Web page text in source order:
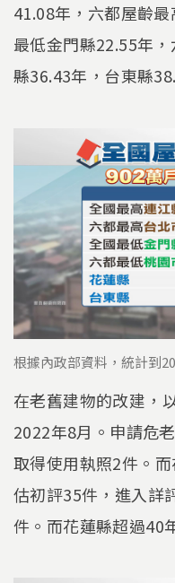
41.08年，六都屋齡
最低金門縣22.55年
縣36.43年，台東縣
根據內政部資料，統計到
在老舊建物的改建，
2022年8月。申請危
取得使用執照2件。
估初評35件，進入詳
件。而花蓮縣超過40